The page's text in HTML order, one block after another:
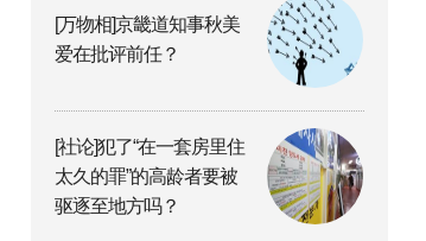
[万物相]京畿道知事秋美
爱在批评前任？
[社论]犯了“在一套房里住
太久的罪”的高龄者要被
驱逐至地方吗？